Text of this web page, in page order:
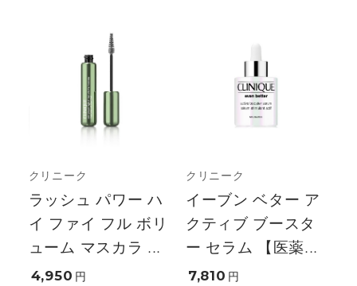
クリニーク
ラッシュ パワー ハ
イ ファイ フル ボリ
ューム マスカラ ...
4,950 円
クリニーク
イーブン ベター ア
クティブ ブースタ
ー セラム 【医薬...
7,810 円